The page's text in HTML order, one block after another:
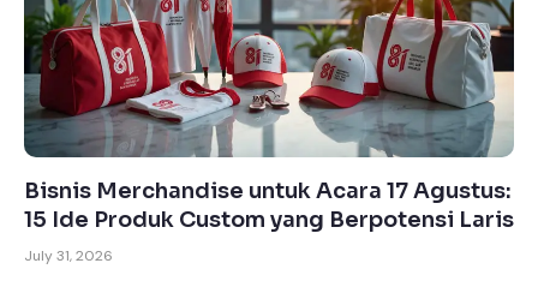
Bisnis Merchandise untuk Acara 17 Agustus:
15 Ide Produk Custom yang Berpotensi Laris
July 31, 2026